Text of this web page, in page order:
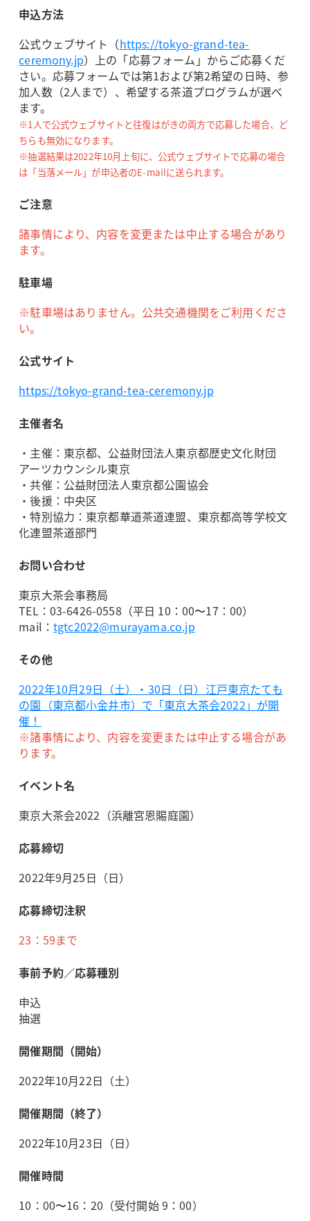
申込方法
公式ウェブサイト（https://tokyo-grand-tea-
ceremony.jp）上の「応募フォーム」からご応募くだ
さい。応募フォームでは第1および第2希望の日時、参
加人数（2人まで）、希望する茶道プログラムが選べ
ます。
※1人で公式ウェブサイトと往復はがきの両方で応募した場合、ど
ちらも無効になります。
※抽選結果は2022年10月上旬に、公式ウェブサイトで応募の場合
は「当落メール」が申込者のE-mailに送られます。
ご注意
諸事情により、内容を変更または中止する場合があり
ます。
駐車場
※駐車場はありません。公共交通機関をご利用くださ
い。
公式サイト
https://tokyo-grand-tea-ceremony.jp
主催者名
・主催：東京都、公益財団法人東京都歴史文化財団
アーツカウンシル東京
・共催：公益財団法人東京都公園協会
・後援：中央区
・特別協力：東京都華道茶道連盟、東京都高等学校文
化連盟茶道部門
お問い合わせ
東京大茶会事務局
TEL：03-6426-0558（平日 10：00〜17：00）
mail： tgtc2022@murayama.co.jp
その他
2022年10月29日（土）・30日（日）江戸東京たても
の園（東京都小金井市）で「東京大茶会2022」が開
催！
※諸事情により、内容を変更または中止する場合があ
ります。
イベント名
東京大茶会2022（浜離宮恩賜庭園）
応募締切
2022年9月25日（日）
応募締切注釈
23：59まで
事前予約／応募種別
申込
抽選
開催期間（開始）
2022年10月22日（土）
開催期間（終了）
2022年10月23日（日）
開催時間
10：00〜16：20（受付開始 9：00）